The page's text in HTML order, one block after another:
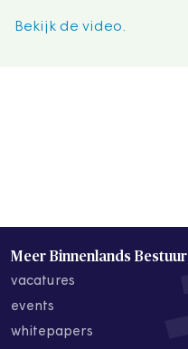
Bekijk de video.
Meer Binnenlands Bestuur
vacatures
events
whitepapers